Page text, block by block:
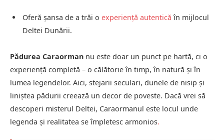
Oferă șansa de a trăi o experiență autentică în mijlocul
Deltei Dunării.
Pădurea Caraorman nu este doar un punct pe hartă, ci o
experiență completă – o călătorie în timp, în natură și în
lumea legendelor. Aici, stejarii seculari, dunele de nisip și
liniștea pădurii creează un decor de poveste. Dacă vrei să
descoperi misterul Deltei, Caraormanul este locul unde
legenda și realitatea se împletesc armonios.